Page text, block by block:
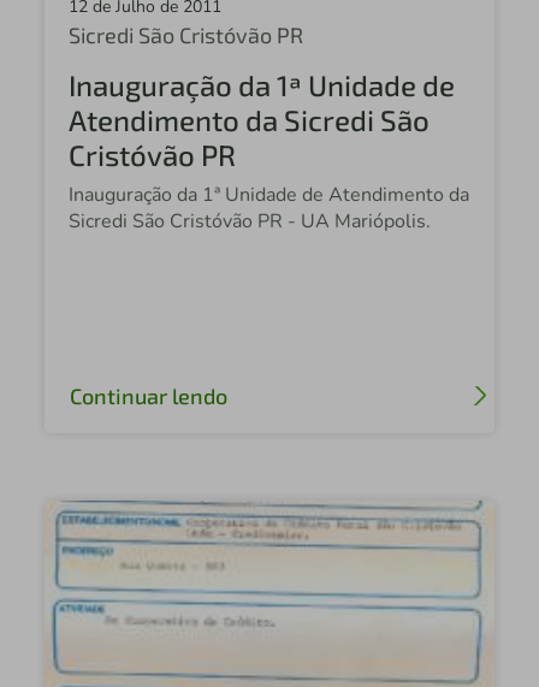
12 de Julho de 2011
Sicredi São Cristóvão PR
Inauguração da 1ª Unidade de
Atendimento da Sicredi São
Cristóvão PR
Inauguração da 1ª Unidade de Atendimento da
Sicredi São Cristóvão PR - UA Mariópolis.
Continuar lendo